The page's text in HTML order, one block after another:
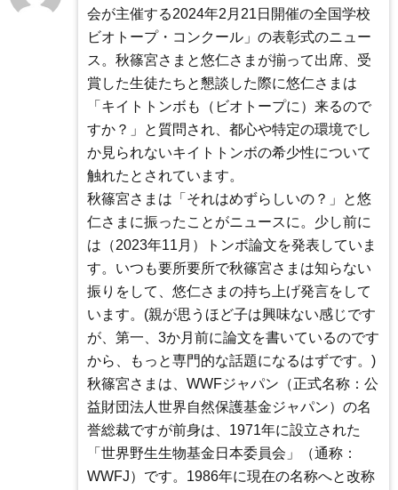
会が主催する2024年2月21日開催の全国学校
ビオトープ・コンクール」の表彰式のニュー
ス。秋篠宮さまと悠仁さまが揃って出席、受
賞した生徒たちと懇談した際に悠仁さまは
「キイトトンボも（ビオトープに）来るので
すか？」と質問され、都心や特定の環境でし
か見られないキイトトンボの希少性について
触れたとされています。
秋篠宮さまは「それはめずらしいの？」と悠
仁さまに振ったことがニュースに。少し前に
は（2023年11月）トンボ論文を発表していま
す。いつも要所要所で秋篠宮さまは知らない
振りをして、悠仁さまの持ち上げ発言をして
います。(親が思うほど子は興味ない感じです
が、第一、3か月前に論文を書いているのです
から、もっと専門的な話題になるはずです。)
秋篠宮さまは、WWFジャパン（正式名称：公
益財団法人世界自然保護基金ジャパン）の名
誉総裁ですが前身は、1971年に設立された
「世界野生生物基金日本委員会」（通称：
WWFJ）です。1986年に現在の名称へと改称